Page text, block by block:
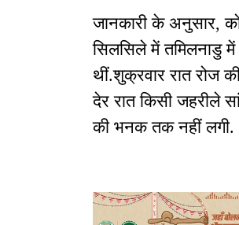
जानकारी के अनुसार,
सिलसिले में तमिलनाडु
थीं.शुक्रवार रात रोज
देर रात किसी जहरीले
की भनक तक नहीं लगी.